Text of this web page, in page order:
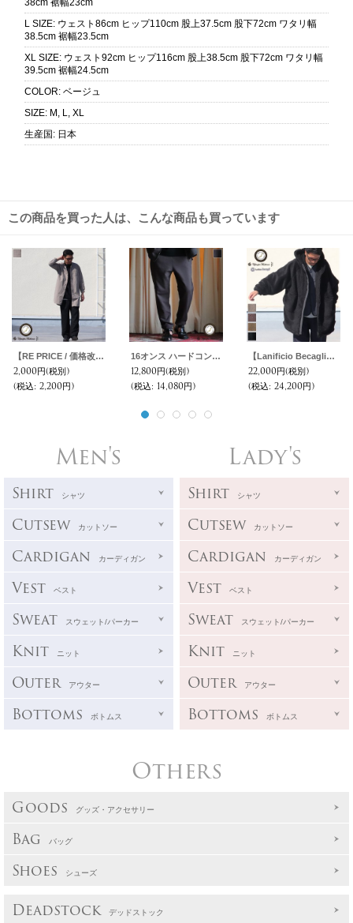
38cm 裾幅23cm
L SIZE: ウェスト86cm ヒップ110cm 股上37.5cm 股下72cm ワタリ幅
38.5cm 裾幅23.5cm
XL SIZE: ウェスト92cm ヒップ116cm 股上38.5cm 股下72cm ワタリ幅
39.5cm 裾幅24.5cm
COLOR: ベージュ
SIZE: M, L, XL
生産国 : 日本
この商品を買った人は、こんな商品も買っています
【RE PRICE / 価格改定】ソフトリネンコットンキャンバスローマシャツコート【MADE IN JAPAN】『日本製』/ Upscape Audience
2,000円(税別)
(税込: 2,200円)
16オンス ハードコンパクト ヘビー裏毛 トレーニング スウェットロングパンツ【MADE IN JAPAN】『日本製』【送料無料】/ Upscape Audience
12,800円(税別)
(税込: 14,080円)
【Lanificio Becagli（ベッカリー）】トスカーナボア モンスターパーカー【MADE IN JAPAN】『日本製』【送料無料】/ Upscape Audience
22,000円(税別)
(税込: 24,200円)
Men's
Shirt シャツ
Cutsew カットソー
Cardigan カーディガン
Vest ベスト
Sweat スウェット/パーカー
Knit ニット
Outer アウター
Bottoms ボトムス
Lady's
Shirt シャツ
Cutsew カットソー
Cardigan カーディガン
Vest ベスト
Sweat スウェット/パーカー
Knit ニット
Outer アウター
Bottoms ボトムス
Others
Goods グッズ・アクセサリー
Bag バッグ
Shoes シューズ
Deadstock デッドストック